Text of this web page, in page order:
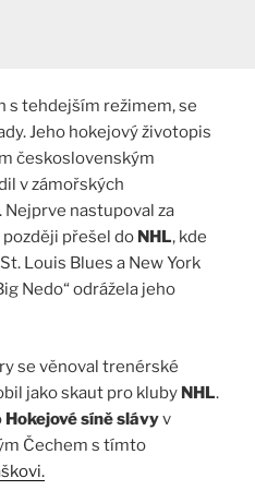
s tehdejším režimem, se
Jeho hokejový životopis
československým
v zámořských
nastupoval za
později přešel do NHL, kde
Louis Blues a New York
Nedo“ odrážela jeho
se věnoval trenérské
jako skaut pro kluby NHL.
Hokejové síně slávyv
Čechem s tímto